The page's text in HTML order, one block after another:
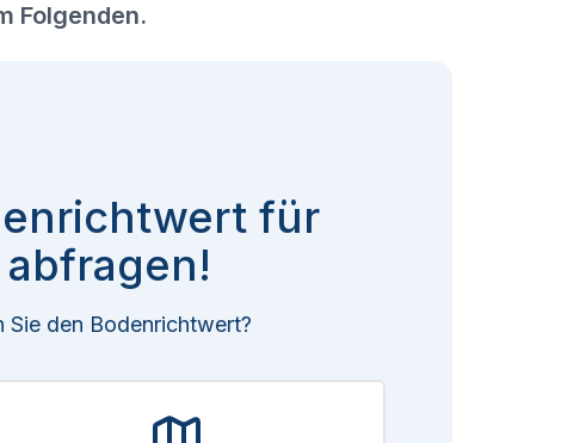
Folgenden.
für
Sie den Bodenrichtwert?